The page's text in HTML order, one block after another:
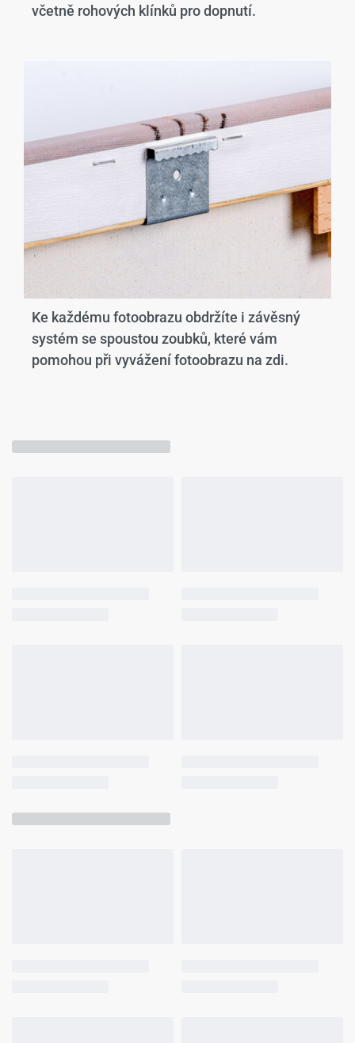
včetně rohových klínků pro dopnutí.
Ke každému fotoobrazu obdržíte i závěsný
systém se spoustou zoubků, které vám
pomohou při vyvážení fotoobrazu na zdi.